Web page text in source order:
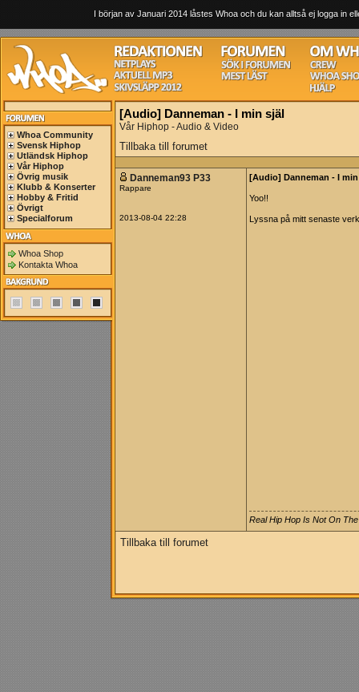
I början av Januari 2014 låstes Whoa och du kan alltså ej logga in
Whoa Community
Svensk Hiphop
Utländsk Hiphop
Vår Hiphop
Övrig musik
Klubb & Konserter
Hobby & Fritid
Övrigt
Specialforum
Whoa Shop
Kontakta Whoa
[Audio] Danneman - I min själ
Vår Hiphop - Audio & Video
Tillbaka till forumet
Danneman93 P33
Rappare
2013-08-04 22:28
[Audio] Danneman - I
Yoo!!
Lyssna på mitt senaste
Real Hip Hop Is Not On
Tillbaka till forumet